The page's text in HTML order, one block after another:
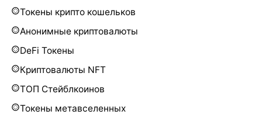
Токены крипто кошельков
Анонимные криптовалюты
DeFi Токены
Криптовалюты NFT
ТОП Стейблкоинов
Токены метавселенных